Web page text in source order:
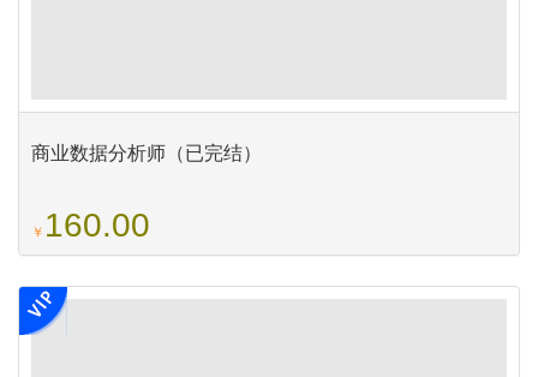
商业数据分析师（已完结）
￥ 160.00